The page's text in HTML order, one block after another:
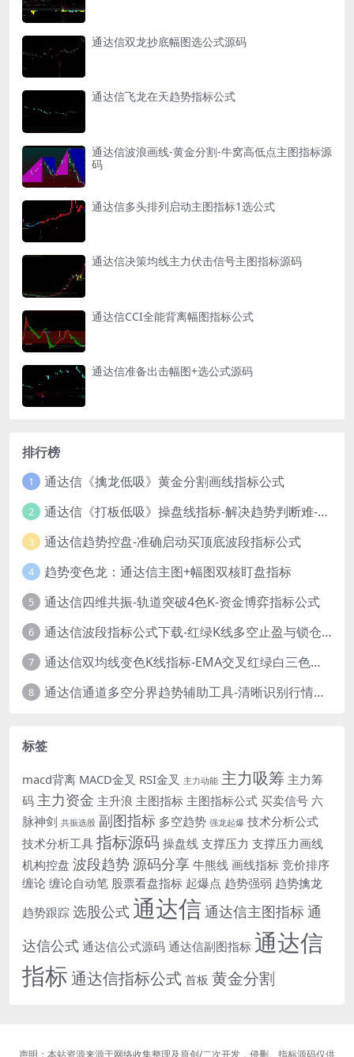
通达信双龙抄底幅图选公式源码
通达信飞龙在天趋势指标公式
通达信波浪画线-黄金分割-牛窝高低点主图指标源
码
通达信多头排列启动主图指标1选公式
通达信决策均线主力伏击信号主图指标源码
通达信CCI全能背离幅图指标公式
通达信准备出击幅图+选公式源码
排行榜
1 通达信《擒龙低吸》黄金分割画线指标公式
2 通达信《打板低吸》操盘线指标-解决趋势判断难-新手也能轻松参考！
3 通达信趋势控盘-准确启动买顶底波段指标公式
4 趋势变色龙：通达信主图+幅图双核盯盘指标
5 通达信四维共振-轨道突破4色K-资金博弈指标公式
6 通达信波段指标公式下载-红绿K线多空止盈与锁仓信号
7 通达信双均线变色K线指标-EMA交叉红绿白三色柱源码
8 通达信通道多空分界趋势辅助工具-清晰识别行情转折点
标签
macd背离 MACD金叉 RSI金叉 主力动能 主力吸筹 主力筹
码 主力资金 主升浪 主图指标 主图指标公式 买卖信号 六
脉神剑 共振选股 副图指标 多空趋势 强龙起爆 技术分析公式
技术分析工具 指标源码 操盘线 支撑压力 支撑压力画线
机构控盘 波段趋势 源码分享 牛熊线 画线指标 竞价排序
缠论 缠论自动笔 股票看盘指标 起爆点 趋势强弱 趋势擒龙
趋势跟踪 选股公式 通达信 通达信主图指标通
达信公式 通达信公式源码 通达信副图指标 通达信
指标通达信指标公式 首板 黄金分割